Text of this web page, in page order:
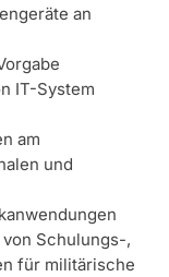
an
IT-System
am
und
Schulungs-,
für militärische